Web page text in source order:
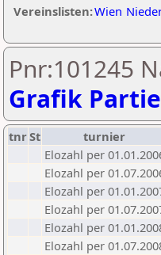
Vereinslisten:Wien
Pnr:101245
Grafik
tnrSt turnier
Elozahl per
Elozahl per
Elozahl per
Elozahl per
Elozahl per
Elozahl per